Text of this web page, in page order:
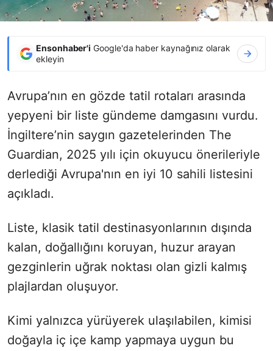
Ensonhaber'i Google'da haber kaynağınız olarak
ekleyin
Avrupa’nın en gözde tatil rotaları arasında
yepyeni bir liste gündeme damgasını vurdu.
İngiltere’nin saygın gazetelerinden The
Guardian, 2025 yılı için okuyucu önerileriyle
derlediği Avrupa'nın en iyi 10 sahili listesini
açıkladı.
Liste, klasik tatil destinasyonlarının dışında
kalan, doğallığını koruyan, huzur arayan
gezginlerin uğrak noktası olan gizli kalmış
plajlardan oluşuyor.
Kimi yalnızca yürüyerek ulaşılabilen, kimisi
doğayla iç içe kamp yapmaya uygun bu